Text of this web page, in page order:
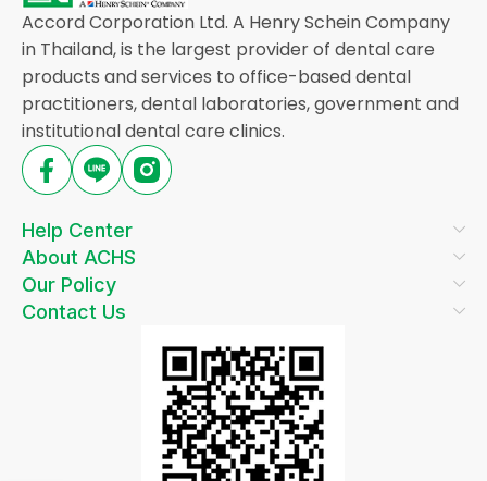
Accord Corporation Ltd. A Henry Schein Company
in Thailand, is the largest provider of dental care
products and services to office-based dental
practitioners, dental laboratories, government and
institutional dental care clinics.
Help Center
About ACHS
Our Policy
Contact Us